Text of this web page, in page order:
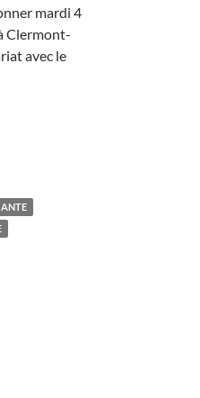
mardi 4
Clermont-
avec le
Pays d’Auvergne